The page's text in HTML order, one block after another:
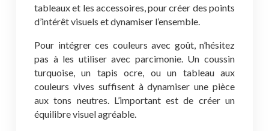
tableaux et les accessoires, pour créer des points
d’intérêt visuels et dynamiser l’ensemble.
Pour intégrer ces couleurs avec goût, n’hésitez
pas à les utiliser avec parcimonie. Un coussin
turquoise, un tapis ocre, ou un tableau aux
couleurs vives suffisent à dynamiser une pièce
aux tons neutres. L’important est de créer un
équilibre visuel agréable.